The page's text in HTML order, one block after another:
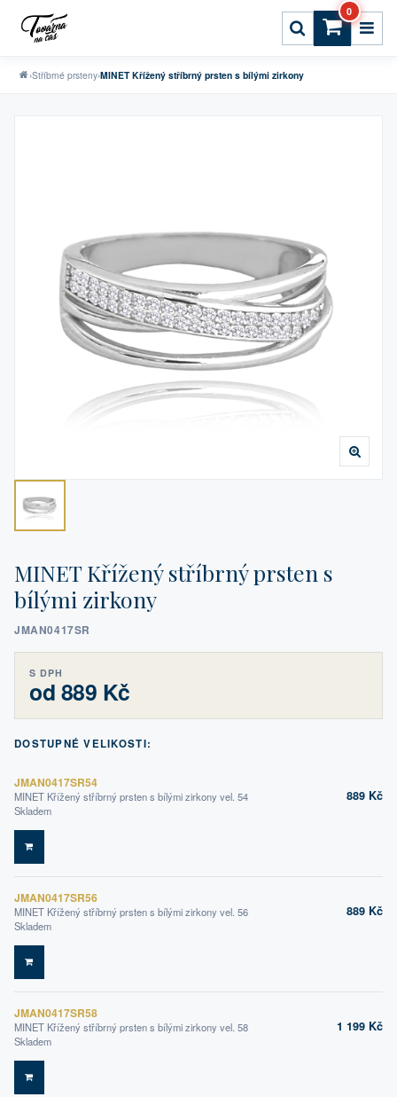
0
›Stříbrné prsteny›MINET Křížený stříbrný prsten s bílými zirkony
MINET Křížený stříbrný prsten s
bílými zirkony
JMAN0417SR
S DPH
od 889 Kč
DOSTUPNÉ VELIKOSTI:
JMAN0417SR54
MINET Křížený stříbrný prsten s bílými zirkony vel. 54
Skladem
889 Kč
DO KOŠÍKU
JMAN0417SR56
MINET Křížený stříbrný prsten s bílými zirkony vel. 56
Skladem
889 Kč
DO KOŠÍKU
JMAN0417SR58
MINET Křížený stříbrný prsten s bílými zirkony vel. 58
Skladem
1 199 Kč
DO KOŠÍKU